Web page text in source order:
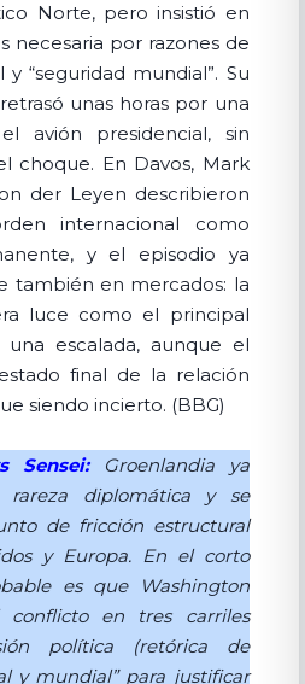
Norte, pero insistió en
necesaria por razones de
“seguridad mundial”. Su
unas horas por una
avión presidencial, sin
choque. En Davos, Mark
der Leyen describieron
internacional como
y el episodio ya
también en mercados: la
luce como el principal
escalada, aunque el
final de la relación
siendo incierto. (BBG)
Sensei:Groenlandia ya
diplomática y se
de fricción estructural
y Europa. En el corto
es que Washington
conflicto en tres carriles
política (retórica de
y mundial” para justificar